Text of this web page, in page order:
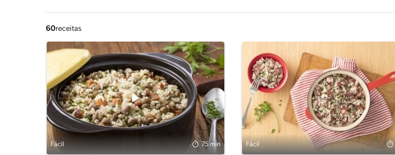
60receitas
Fácil 75 min Fácil